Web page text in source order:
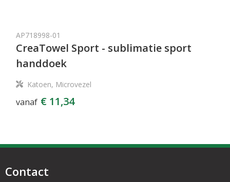
AP718998-01
CreaTowel Sport - sublimatie sport
handdoek
Katoen, Microvezel
vanaf € 11,34
Contact